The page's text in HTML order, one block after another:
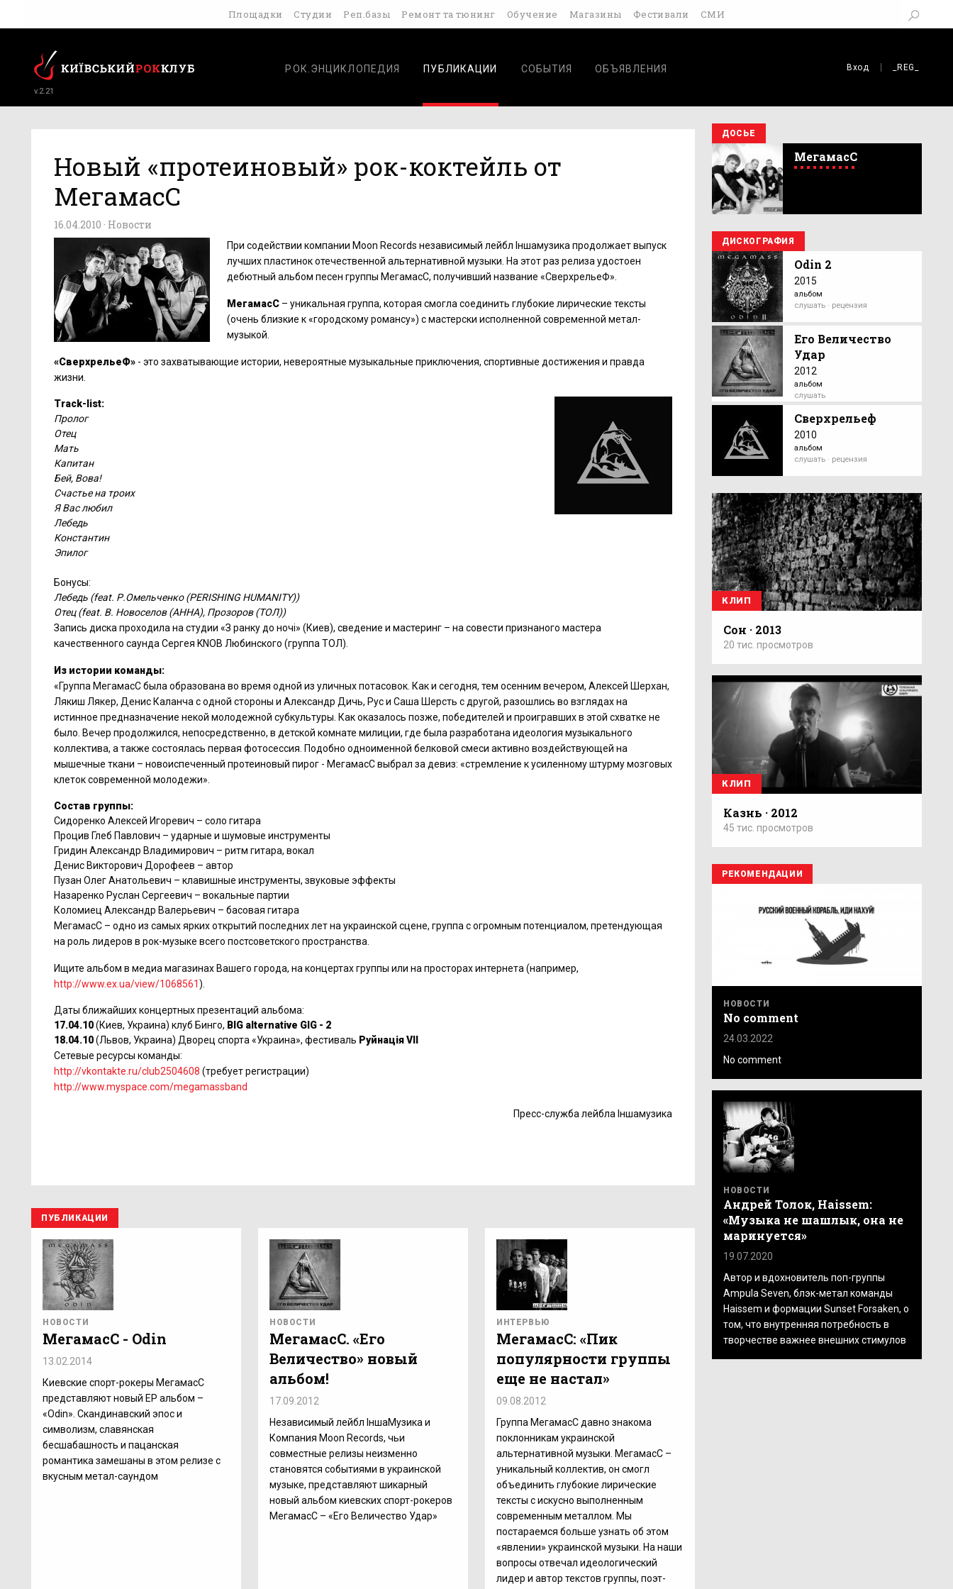
Площадки Студии Реп.базы Ремонт та тюнинг Обучение Магазины Фестивали СМИ
v.2.21
РОК.ЭНЦИКЛОПЕДИЯ ПУБЛИКАЦИИ СОБЫТИЯ ОБЪЯВЛЕНИЯ Вход _REG_
Новый «протеиновый» рок-коктейль от
МегамасС
16.04.2010 · Новости
При содействии компании Moon Records независимый лейбл Iншамузика продолжает выпуск
лучших пластинок отечественной альтернативной музыки. На этот раз релиза удостоен
дебютный альбом песен группы МегамасС, получивший название «СверхрельеФ».
МегамасС – уникальная группа, которая смогла соединить глубокие лирические тексты
(очень близкие к «городскому романсу») с мастерски исполненной современной метал-
музыкой.
«СверхрельеФ» - это захватывающие истории, невероятные музыкальные приключения, спортивные достижения и правда
жизни.
Track-list:
Пролог
Отец
Мать
Капитан
Бей, Вова!
Счастье на троих
Я Вас любил
Лебедь
Константин
Эпилог
Бонусы:
Лебедь (feat. Р.Омельченко (PERISHING HUMANITY))
Отец(feat. В. Новоселов (АННА), Прозоров (ТОЛ))
Запись диска проходила на студии «З ранку до ночі» (Киев), сведение и мастеринг – на совести признаного мастера
качественного саунда Сергея KNOB Любинского (группа ТОЛ).
Из истории команды:
«Группа МегамасС была образована во время одной из уличных потасовок. Как и сегодня, тем осенним вечером, Алексей Шерхан,
Лякиш Лякер, Денис Каланча с одной стороны и Александр Дичь, Рус и Саша Шерсть с другой, разошлись во взглядах на
истинное предназначение некой молодежной субкультуры. Как оказалось позже, победителей и проигравших в этой схватке не
было. Вечер продолжился, непосредственно, в детской комнате милиции, где была разработана идеология музыкального
коллектива, а также состоялась первая фотосессия. Подобно одноименной белковой смеси активно воздействующей на
мышечные ткани – новоиспеченный протеиновый пирог - МегамасС выбрал за девиз: «стремление к усиленному штурму мозговых
клеток современной молодежи».
Состав группы:
Сидоренко Алексей Игоревич – соло гитара
Процив Глеб Павлович – ударные и шумовые инструменты
Гридин Александр Владимирович – ритм гитара, вокал
Денис Викторович Дорофеев – автор
Пузан Олег Анатольевич – клавишные инструменты, звуковые эффекты
Назаренко Руслан Сергеевич – вокальные партии
Коломиец Александр Валерьевич – басовая гитара
МегамасС – одно из самых ярких открытий последних лет на украинской сцене, группа с огромным потенциалом, претендующая
на роль лидеров в рок-музыке всего постсоветского пространства.
Ищите альбом в медиа магазинах Вашего города, на концертах группы или на просторах интернета (например,
http://www.ex.ua/view/1068561).
Даты ближайших концертных презентаций альбома:
17.04.10(Киев, Украина) клуб Бинго, BIG alternative GIG - 2
18.04.10(Львов, Украина) Дворец спорта «Украина», фестиваль РуйнацiяVII
Сетевые ресурсы команды:
http://vkontakte.ru/club2504608 (требует регистрации)
http://www.myspace.com/megamassband
Пресс-служба лейбла Іншамузика
ПУБЛИКАЦИИ
НОВОСТИ
МегамасС - Odin
13.02.2014
Киевские спорт-рокеры МегамасС
представляют новый EP альбом –
«Odin». Скандинавский эпос и
символизм, славянская
бесшабашность и пацанская
романтика замешаны в этом релизе с
вкусным метал-саундом
НОВОСТИ
МегамасС. «Его
Величество» новый
альбом!
17.09.2012
Независимый лейбл ІншаМузика и
Компания Moon Records, чьи
совместные релизы неизменно
становятся событиями в украинской
музыке, представляют шикарный
новый альбом киевских спорт-рокеров
МегамасС – «Его Величество Удар»
ИНТЕРВЬЮ
МегамасС: «Пик
популярности группы
еще не настал»
09.08.2012
Группа МегамасС давно знакома
поклонникам украинской
альтернативной музыки. МегамасС –
уникальный коллектив, он смогл
объединить глубокие лирические
тексты с искусно выполненным
современным металлом. Мы
постараемся больше узнать об этом
«явлении» украинской музыки. На наши
вопросы отвечал идеологический
лидер и автор текстов группы, поэт-
ДОСЬЕ
МегамасС
ДИСКОГРАФИЯ
Odin 2
2015
альбом
слушать · рецензия
Его Величество
Удар
2012
альбом
слушать
Сверхрельеф
2010
альбом
слушать · рецензия
КЛИП
Сон · 2013
20 тис. просмотров
КЛИП
Казнь · 2012
45 тис. просмотров
РЕКОМЕНДАЦИИ
НОВОСТИ
No comment
24.03.2022
No comment
НОВОСТИ
Андрей Толок, Haissem:
«Музыка не шашлык, она не
маринуется»
19.07.2020
Автор и вдохновитель поп-группы
Ampula Seven, блэк-метал команды
Haissem и формации Sunset Forsaken, о
том, что внутренняя потребность в
творчестве важнее внешних стимулов